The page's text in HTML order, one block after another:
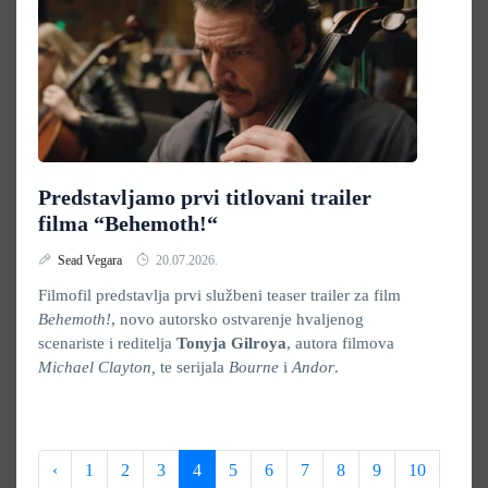
Predstavljamo prvi titlovani trailer
filma “Behemoth!“
Sead Vegara 20.07.2026.
Filmofil predstavlja prvi službeni teaser trailer za film
Behemoth!, novo autorsko ostvarenje hvaljenog
scenariste i reditelja Tonyja Gilroya, autora filmova
Michael Clayton, te serijala Bourne i Andor.
‹ 1 2 3 4 5 6 7 8 9 10